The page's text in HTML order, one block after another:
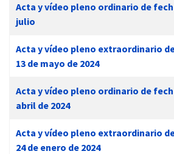
Acta y vídeo pleno ordinario de
julio
Acta y vídeo pleno extraordinario
13 de mayo de 2024
Acta y vídeo pleno ordinario de
abril de 2024
Acta y vídeo pleno extraordinario
24 de enero de 2024